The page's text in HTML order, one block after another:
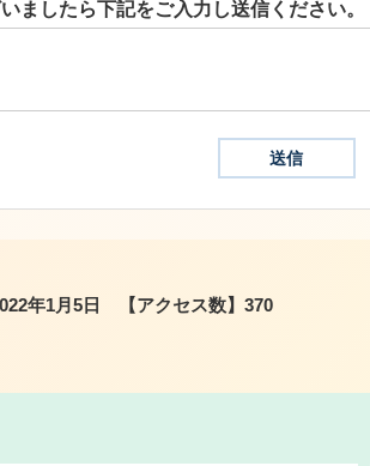
ましたら下記をご入力し送信ください。
年1月5日 【アクセス数】 370